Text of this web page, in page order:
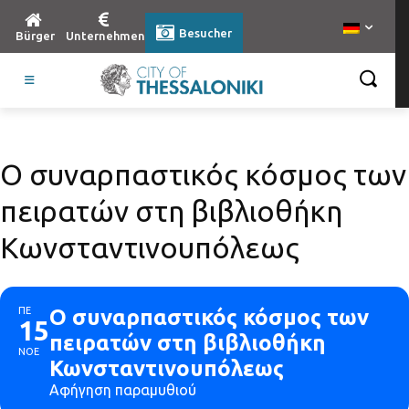
Bürger Unternehmen Besucher
Ο συναρπαστικός κόσμος των
πειρατών στη βιβλιοθήκη
Κωνσταντινουπόλεως
ΠΕ
15
ΝΟΕ
Ο συναρπαστικός κόσμος των
πειρατών στη βιβλιοθήκη
Κωνσταντινουπόλεως
Aφήγηση παραμυθιού